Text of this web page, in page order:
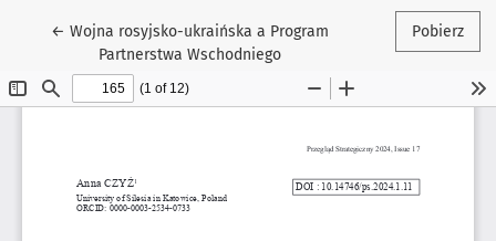
← Wróć do szczegółów artykułu
Wojna rosyjsko-ukraińska a Program
Partnerstwa Wschodniego
Pobierz